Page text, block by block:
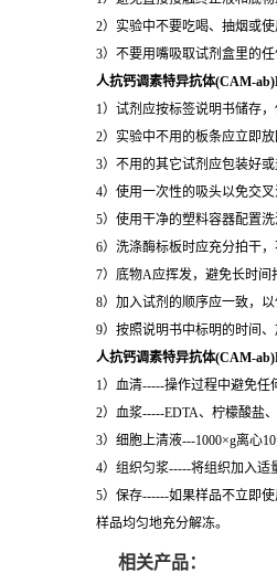
2）实验中不要吃喝、抽烟或使
3）不要用嘴吸取试剂盒里的任
人抗钙调素特异抗体(CAM-
1）试剂应按标签说明书储存
2）实验中不用的板条应立即
3）不用的其它试剂应包装好
4）使用一次性的吸头以免交
5）使用干净的塑料容器配置
6）洗涤酶标板时应充分拍干
7）底物A应挥发，避免长时
8）加入试剂的顺序应一致，
9）按照说明书中标明的时间
人抗钙调素特异抗体(CAM-
1）血清-----操作过程中避免
2）血浆-----EDTA、柠檬酸盐
3）细胞上清液---1000×g离心
4）组织匀浆-----将组织加入适
5）保存------如果样品不立即
样品均匀地充分解冻。
相关产品：